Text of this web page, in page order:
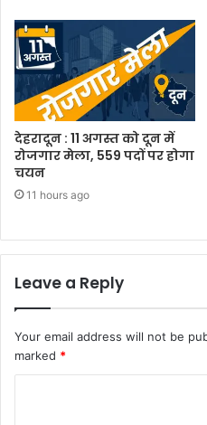
देहरादून : 11 अगस्त को दून में
रोजगार मेला, 559 पदों पर होगा
चयन
11 hours ago
Leave a Reply
Your email address will not be
marked *